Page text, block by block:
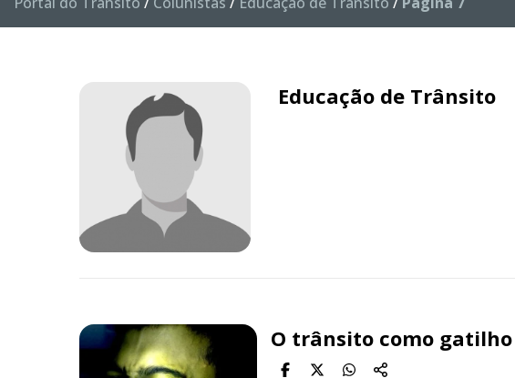
Educação de Trânsito
O trânsito como